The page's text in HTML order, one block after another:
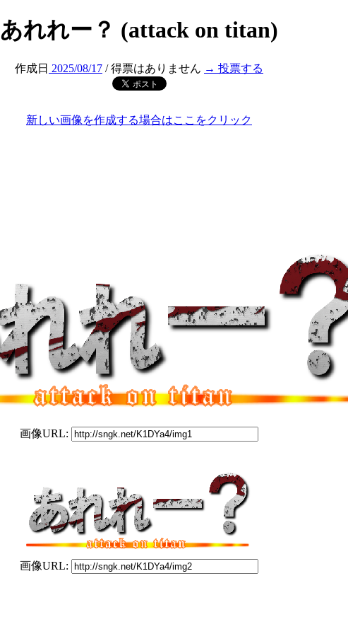
あれれー？ (attack on titan)
作成日 2025/08/17 / 得票はありません → 投票する
新しい画像を作成する場合はここをクリック
画像URL:
画像URL: